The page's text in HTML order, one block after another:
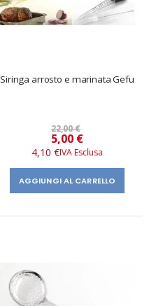
Siringa arrosto e marinata Gefu
22,00 €
Prezzo
speciale
5,00 €
4,10 €
AGGIUNGI AL CARRELLO